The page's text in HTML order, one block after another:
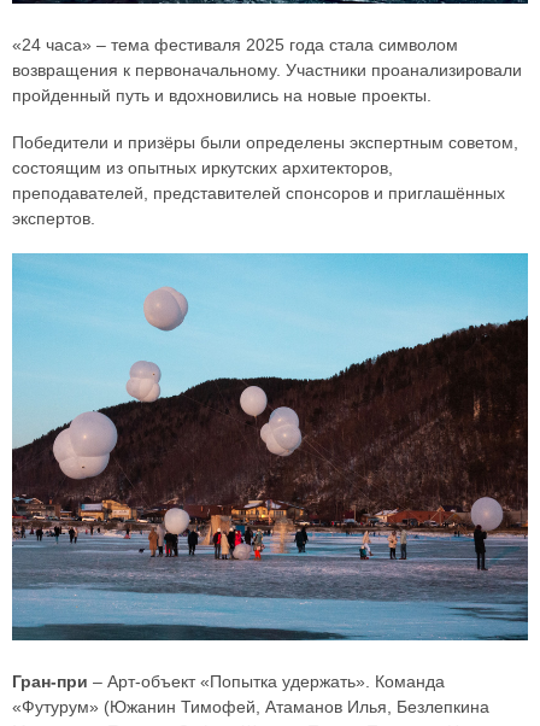
«24 часа» – тема фестиваля 2025 года стала символом
возвращения к первоначальному. Участники проанализировали
пройденный путь и вдохновились на новые проекты.
Победители и призёры были определены экспертным советом,
состоящим из опытных иркутских архитекторов,
преподавателей, представителей спонсоров и приглашённых
экспертов.
Гран-при – Арт-объект «Попытка удержать». Команда
«Футурум» (Южанин Тимофей, Атаманов Илья, Безлепкина